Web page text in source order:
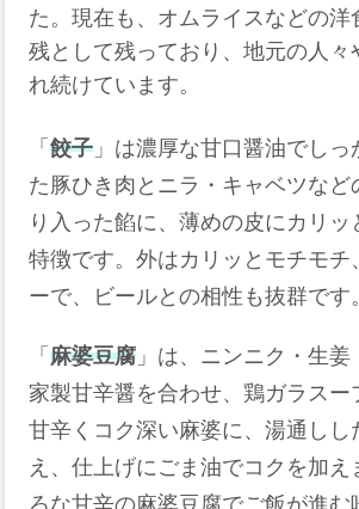
た。現在も、オムライスなどの洋
残として残っており、地元の人々
れ続けています。
「餃子 」は濃厚な甘口醤油でし
た豚ひき肉とニラ・キャベツなど
り入った餡に、薄めの皮にカリ
特徴です。外はカリッとモチモチ
ーで、ビールとの相性も抜群です
「麻婆豆腐 」は、ニンニク・生姜
家製甘辛醤を合わせ、鶏ガラスー
甘辛くコク深い麻婆に、湯通しし
え、仕上げにごま油でコクを加え
ろな甘辛の麻婆豆腐でご飯が進む